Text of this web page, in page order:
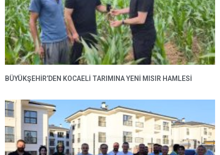
BÜYÜKŞEHIR’DEN KOCAELI TARIMINA YENI MISIR HAMLESI